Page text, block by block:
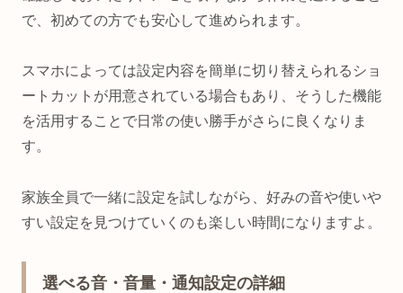
で、初めての方でも安心して進められます。
スマホによっては設定内容を簡単に切り替えられるショ
ートカットが用意されている場合もあり、そうした機能
を活用することで日常の使い勝手がさらに良くなりま
す。
家族全員で一緒に設定を試しながら、好みの音や使いや
すい設定を見つけていくのも楽しい時間になりますよ。
選べる音・音量・通知設定の詳細